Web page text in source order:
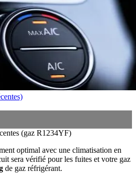
(gaz R1234YF)
optimal avec une climatisation en
sera vérifié pour les fuites et votre gaz
de gaz réfrigérant.